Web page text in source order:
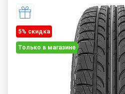
5% cкидка
Только в магазине